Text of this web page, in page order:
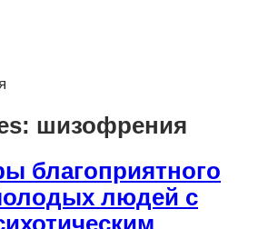
шизофрения
благоприятного
людей с